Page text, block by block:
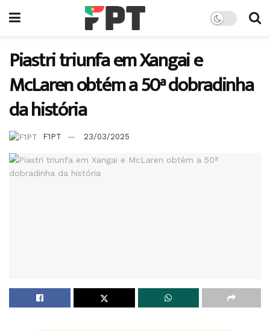
Piastri triunfa em Xangai e
McLaren obtém a 50ª dobradinha
da história
F1PT 23/03/2025